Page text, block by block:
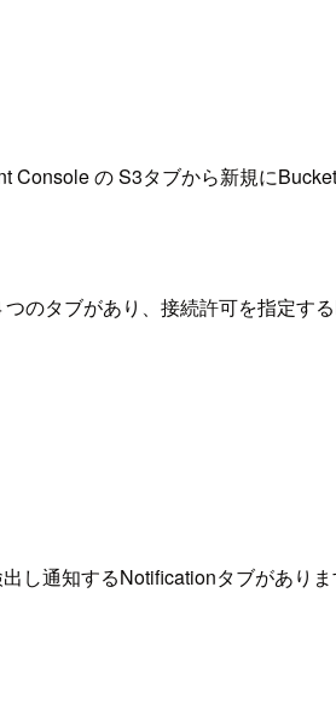
Console の S3タブから新規に
のタブがあり、接続許可を指定す
し通知するNotificationタブがありま